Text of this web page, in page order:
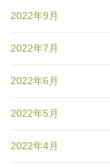
2022年9月
2022年7月
2022年6月
2022年5月
2022年4月